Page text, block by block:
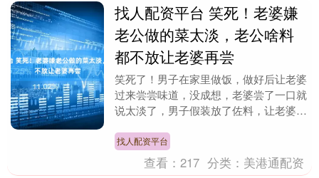
找人配资平台 笑死！老婆嫌
老公做的菜太淡，老公啥料
都不放让老婆再尝
笑死了！男子在家里做饭，做好后让老婆
过来尝尝味道，没成想，老婆尝了一口就
说太淡了，男子假装放了佐料，让老婆再
这个就叫做解释权....
找人配资平台
查看：217 分类： 美港通配资